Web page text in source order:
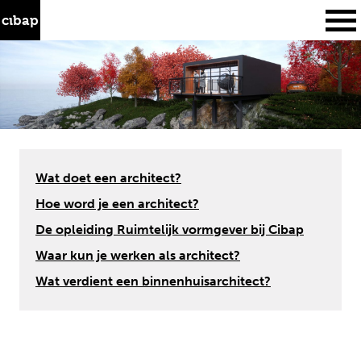
to
content
opleidingen
studeren
samenwerken
over ons
naar:
Wat doet een architect?
Hoe word je een architect?
De opleiding Ruimtelijk vormgever bij Cibap
Waar kun je werken als architect?
Wat verdient een binnenhuisarchitect?